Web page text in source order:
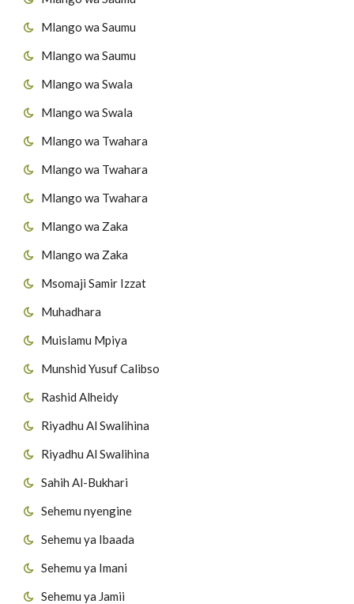
Mlango wa Saumu
Mlango wa Saumu
Mlango wa Swala
Mlango wa Swala
Mlango wa Twahara
Mlango wa Twahara
Mlango wa Twahara
Mlango wa Zaka
Mlango wa Zaka
Msomaji Samir Izzat
Muhadhara
Muislamu Mpiya
Munshid Yusuf Calibso
Rashid Alheidy
Riyadhu Al Swalihina
Riyadhu Al Swalihina
Sahih Al-Bukhari
Sehemu nyengine
Sehemu ya Ibaada
Sehemu ya Imani
Sehemu ya Jamii